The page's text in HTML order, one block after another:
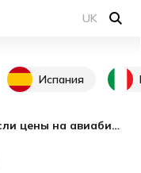
UK
Испания
В Европе в этом году резко выросли цены на авиабилеты